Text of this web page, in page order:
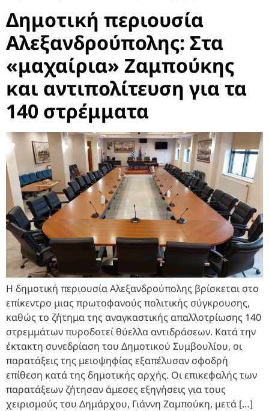
Δημοτική περιουσία
Αλεξανδρούπολης: Στα
«μαχαίρια» Ζαμπούκης
και αντιπολίτευση για τα
140 στρέμματα
Η δημοτική περιουσία Αλεξανδρούπολης βρίσκεται στο
επίκεντρο μιας πρωτοφανούς πολιτικής σύγκρουσης,
καθώς το ζήτημα της αναγκαστικής απαλλοτρίωσης 140
στρεμμάτων πυροδοτεί θύελλα αντιδράσεων. Κατά την
έκτακτη συνεδρίαση του Δημοτικού Συμβουλίου, οι
παρατάξεις της μειοψηφίας εξαπέλυσαν σφοδρή
επίθεση κατά της δημοτικής αρχής. Οι επικεφαλής των
παρατάξεων ζήτησαν άμεσες εξηγήσεις για τους
χειρισμούς του Δημάρχου, Γιάννη Ζαμπούκη, μετά […]